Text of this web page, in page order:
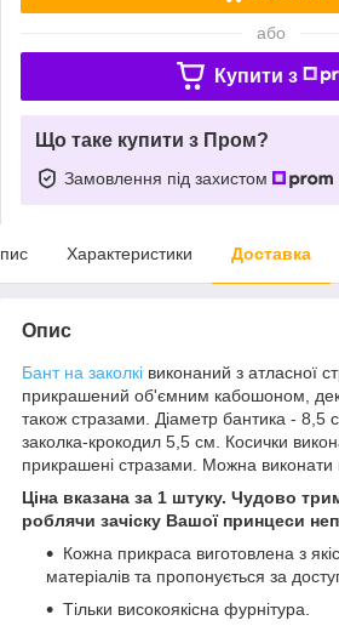
або
Купити з
Що таке купити з Пром?
Замовлення під захистом
Характеристики Доставка
Опис
Бант на заколкі виконаний з атласної
прикрашений об'ємним кабошоном,
також стразами. Діаметр бантика - 8,5
заколка-крокодил 5,5 см. Косички
прикрашені стразами. Можна виконати
Ціна вказана за 1 штуку. Чудово
роблячи зачіску Вашої принцеси
Кожна прикраса виготовлена з
матеріалів та пропонується за
Тільки високоякісна фурнітура.